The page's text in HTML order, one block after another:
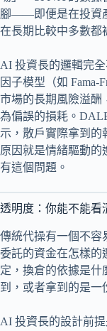
腳——即便是在投資
在長期比較中多數都
AI 投資長的邏輯完
因子模型（如 Fama-
市場的長期風險溢酬
為偏誤的損耗。
示，散戶實際拿到的
原因就是情緒驅動
有這個問題。
透明度：你能不能看
傳統代操有一個不容
委託的資金在怎樣的
定，換倉的依據是
到，或者拿到的是一
AI 投資長的設計前